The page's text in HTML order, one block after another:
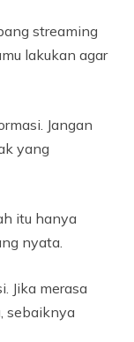
streaming
lakukan agar
Jangan
yang
itu hanya
nyata.
Jika merasa
sebaiknya